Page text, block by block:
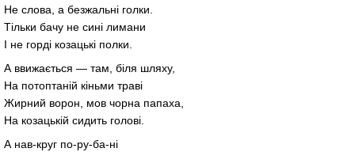
Не слова, а безжальні голки.
Тільки бачу не сині лимани
І не горді козацькі полки.
А ввижається — там, біля шляху,
На потоптаній кіньми траві
Жирний ворон, мов чорна папаха,
На козацькій сидить голові.
А нав-круг по-ру-ба-ні